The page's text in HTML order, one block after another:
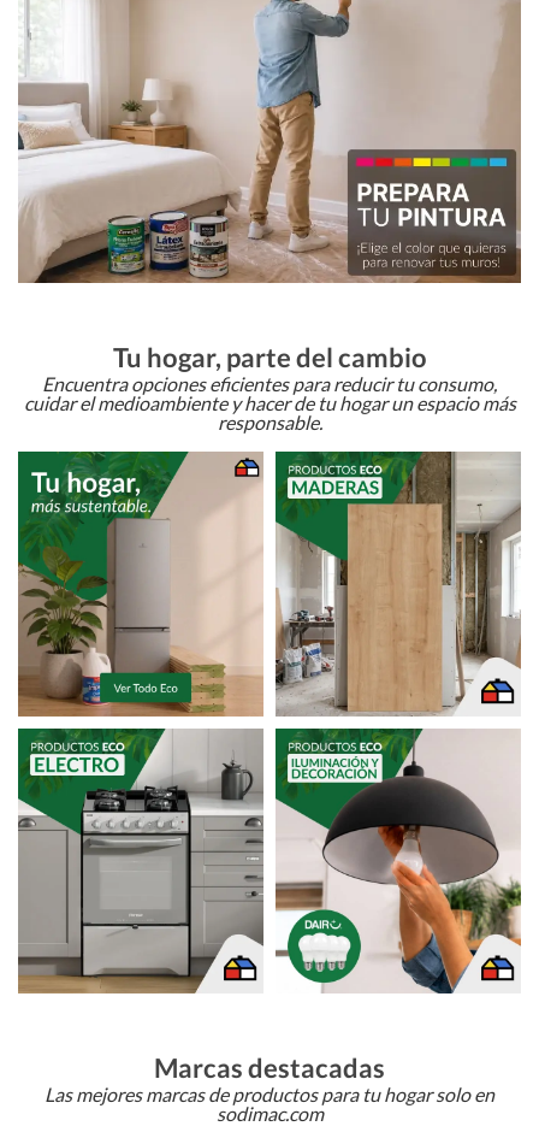
Tu hogar, parte del cambio
Encuentra opciones eficientes para reducir tu consumo,
cuidar el medioambiente y hacer de tu hogar un espacio más
responsable.
Marcas destacadas
Las mejores marcas de productos para tu hogar solo en
sodimac.com